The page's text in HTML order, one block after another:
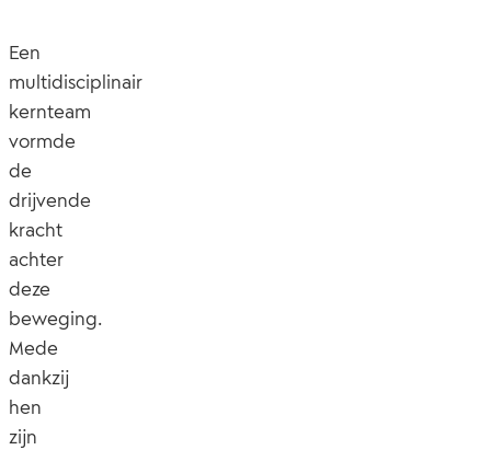
Een
multidisciplinair
kernteam
vormde
de
drijvende
kracht
achter
deze
beweging.
Mede
dankzij
hen
zijn